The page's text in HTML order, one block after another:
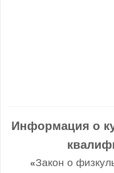
Информация о
«Закон о